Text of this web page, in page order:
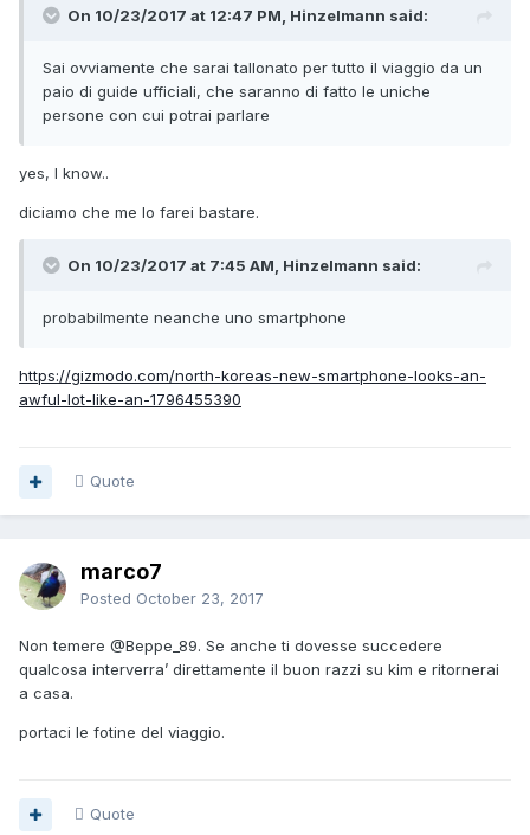
On 10/23/2017 at 12:47 PM, Hinzelmann said:
Sai ovviamente che sarai tallonato per tutto il viaggio da un
paio di guide ufficiali, che saranno di fatto le uniche
persone con cui potrai parlare
yes, I know..
diciamo che me lo farei bastare.
On 10/23/2017 at 7:45 AM, Hinzelmann said:
probabilmente neanche uno smartphone
https://gizmodo.com/north-koreas-new-smartphone-looks-an-
awful-lot-like-an-1796455390
Quote
marco7
Posted October 23, 2017
Non temere @Beppe_89. Se anche ti dovesse succedere
qualcosa interverra’ direttamente il buon razzi su kim e ritornerai
a casa.
portaci le fotine del viaggio.
Quote